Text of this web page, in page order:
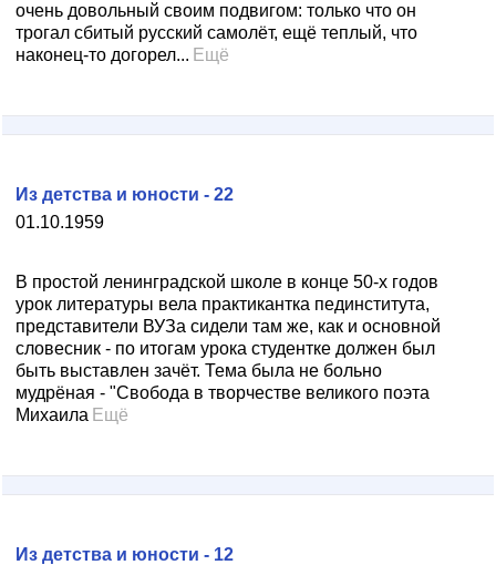
очень довольный своим подвигом: только что он
трогал сбитый русский самолёт, ещё теплый, что
наконец-то догорел... Ещё
01.10.1959
Из детства и юности - 22
В простой ленинградской школе в конце 50-х годов
урок литературы вела практикантка пединститута,
представители ВУЗа сидели там же, как и основной
словесник - по итогам урока студентке должен был
быть выставлен зачёт. Тема была не больно
мудрёная - "Свобода в творчестве великого поэта
Михаила Ещё
Из детства и юности - 12